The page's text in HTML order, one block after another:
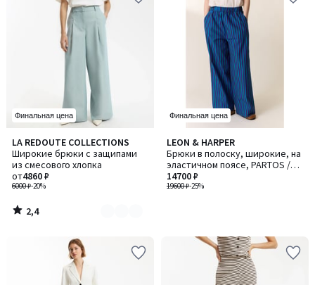
Финальная цена
LA REDOUTE COLLECTIONS
Широкие брюки с защипами
из смесового хлопка
6000 ₽-20%
от4860 ₽
2,4
/ 5
Количество
цветов:
3
2,4
/
Финальная цена
LEON & HARPER
Брюки в полоску, широкие, на
эластичном поясе, PARTOS /
ПАРТОС
19600 ₽-25%
14700 ₽